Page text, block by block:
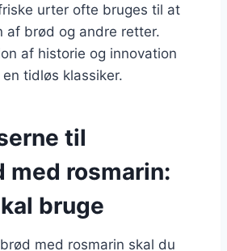
urter ofte bruges til at
af brød og andre retter.
af historie og innovation
tidløs klassiker.
til
med rosmarin:
bruge
med rosmarin skal du